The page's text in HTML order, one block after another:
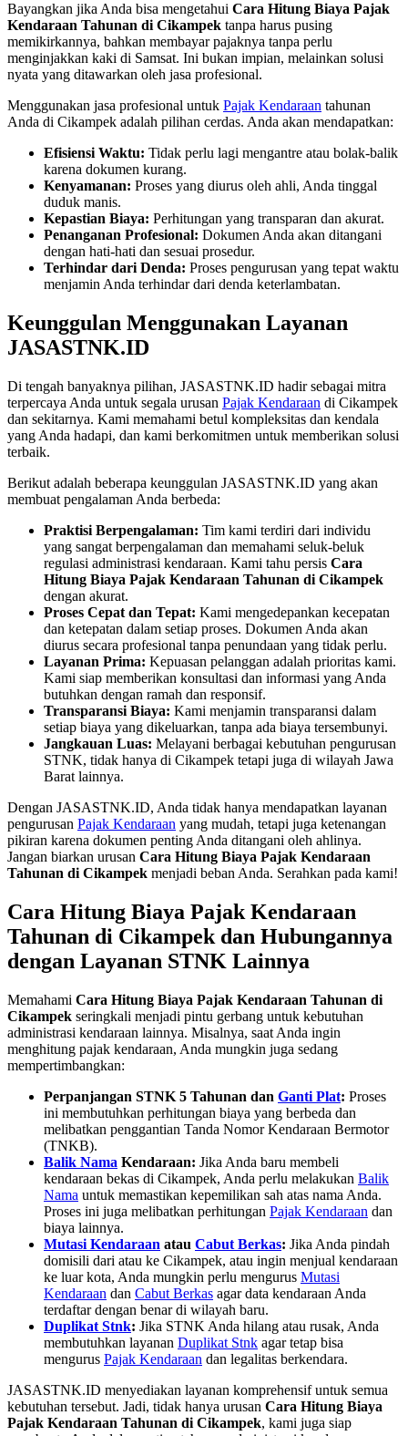
Bayangkan jika Anda bisa mengetahui Cara Hitung Biaya Pajak
Kendaraan Tahunan di Cikampek tanpa harus pusing
memikirkannya, bahkan membayar pajaknya tanpa perlu
menginjakkan kaki di Samsat. Ini bukan impian, melainkan solusi
nyata yang ditawarkan oleh jasa profesional.
Menggunakan jasa profesional untuk Pajak Kendaraan tahunan
Anda di Cikampek adalah pilihan cerdas. Anda akan mendapatkan:
Efisiensi Waktu: Tidak perlu lagi mengantre atau bolak-balik
karena dokumen kurang.
Kenyamanan: Proses yang diurus oleh ahli, Anda tinggal
duduk manis.
Kepastian Biaya: Perhitungan yang transparan dan akurat.
Penanganan Profesional: Dokumen Anda akan ditangani
dengan hati-hati dan sesuai prosedur.
Terhindar dari Denda: Proses pengurusan yang tepat waktu
menjamin Anda terhindar dari denda keterlambatan.
Keunggulan Menggunakan Layanan
JASASTNK.ID
Di tengah banyaknya pilihan, JASASTNK.ID hadir sebagai mitra
terpercaya Anda untuk segala urusan Pajak Kendaraan di Cikampek
dan sekitarnya. Kami memahami betul kompleksitas dan kendala
yang Anda hadapi, dan kami berkomitmen untuk memberikan solusi
terbaik.
Berikut adalah beberapa keunggulan JASASTNK.ID yang akan
membuat pengalaman Anda berbeda:
Praktisi Berpengalaman: Tim kami terdiri dari individu
yang sangat berpengalaman dan memahami seluk-beluk
regulasi administrasi kendaraan. Kami tahu persis Cara
Hitung Biaya Pajak Kendaraan Tahunan di Cikampek
dengan akurat.
Proses Cepat dan Tepat: Kami mengedepankan kecepatan
dan ketepatan dalam setiap proses. Dokumen Anda akan
diurus secara profesional tanpa penundaan yang tidak perlu.
Layanan Prima: Kepuasan pelanggan adalah prioritas kami.
Kami siap memberikan konsultasi dan informasi yang Anda
butuhkan dengan ramah dan responsif.
Transparansi Biaya: Kami menjamin transparansi dalam
setiap biaya yang dikeluarkan, tanpa ada biaya tersembunyi.
Jangkauan Luas: Melayani berbagai kebutuhan pengurusan
STNK, tidak hanya di Cikampek tetapi juga di wilayah Jawa
Barat lainnya.
Dengan JASASTNK.ID, Anda tidak hanya mendapatkan layanan
pengurusan Pajak Kendaraan yang mudah, tetapi juga ketenangan
pikiran karena dokumen penting Anda ditangani oleh ahlinya.
Jangan biarkan urusan Cara Hitung Biaya Pajak Kendaraan
Tahunan di Cikampek menjadi beban Anda. Serahkan pada kami!
Cara Hitung Biaya Pajak Kendaraan
Tahunan di Cikampek dan Hubungannya
dengan Layanan STNK Lainnya
Memahami Cara Hitung Biaya Pajak Kendaraan Tahunan di
Cikampek seringkali menjadi pintu gerbang untuk kebutuhan
administrasi kendaraan lainnya. Misalnya, saat Anda ingin
menghitung pajak kendaraan, Anda mungkin juga sedang
mempertimbangkan:
Perpanjangan STNK 5 Tahunan dan Ganti Plat: Proses
ini membutuhkan perhitungan biaya yang berbeda dan
melibatkan penggantian Tanda Nomor Kendaraan Bermotor
(TNKB).
Balik Nama Kendaraan: Jika Anda baru membeli
kendaraan bekas di Cikampek, Anda perlu melakukan Balik
Nama untuk memastikan kepemilikan sah atas nama Anda.
Proses ini juga melibatkan perhitungan Pajak Kendaraan dan
biaya lainnya.
Mutasi Kendaraan atau Cabut Berkas: Jika Anda pindah
domisili dari atau ke Cikampek, atau ingin menjual kendaraan
ke luar kota, Anda mungkin perlu mengurus Mutasi
Kendaraan dan Cabut Berkas agar data kendaraan Anda
terdaftar dengan benar di wilayah baru.
Duplikat Stnk: Jika STNK Anda hilang atau rusak, Anda
membutuhkan layanan Duplikat Stnk agar tetap bisa
mengurus Pajak Kendaraan dan legalitas berkendara.
JASASTNK.ID menyediakan layanan komprehensif untuk semua
kebutuhan tersebut. Jadi, tidak hanya urusan Cara Hitung Biaya
Pajak Kendaraan Tahunan di Cikampek, kami juga siap